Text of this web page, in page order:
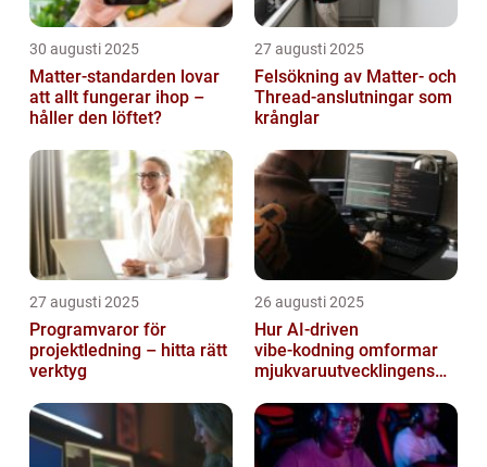
30 augusti 2025
Matter-standarden lovar
att allt fungerar ihop –
håller den löftet?
27 augusti 2025
Felsökning av Matter‑ och
Thread‑anslutningar som
krånglar
27 augusti 2025
Programvaror för
projektledning – hitta rätt
verktyg
26 augusti 2025
Hur AI‑driven
vibe‑kodning omformar
mjukvaruutvecklingens